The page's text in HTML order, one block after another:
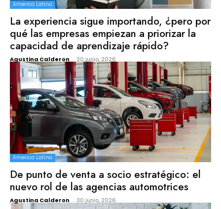
America Latina
La experiencia sigue importando, ¿pero por
qué las empresas empiezan a priorizar la
capacidad de aprendizaje rápido?
Agustina Calderon - 30 junio, 2026
America Latina
De punto de venta a socio estratégico: el
nuevo rol de las agencias automotrices
Agustina Calderon - 30 junio, 2026